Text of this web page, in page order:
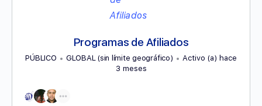
Programas de Afiliados
PÚBLICO GLOBAL (sin límite geográfico)
Activo (a) hace
3 meses